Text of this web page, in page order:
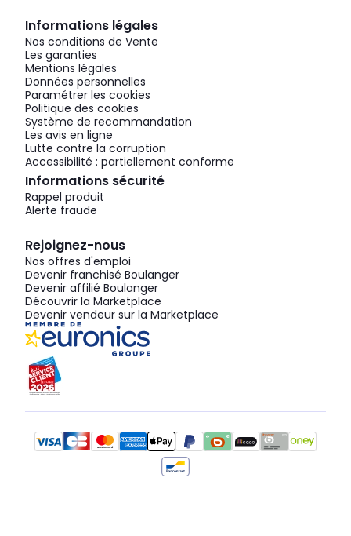
Informations légales
Nos conditions de Vente
Les garanties
Mentions légales
Données personnelles
Paramétrer les cookies
Politique des cookies
Système de recommandation
Les avis en ligne
Lutte contre la corruption
Accessibilité : partiellement conforme
Informations sécurité
Rappel produit
Alerte fraude
Rejoignez-nous
Nos offres d'emploi
Devenir franchisé Boulanger
Devenir affilié Boulanger
Découvrir la Marketplace
Devenir vendeur sur la Marketplace